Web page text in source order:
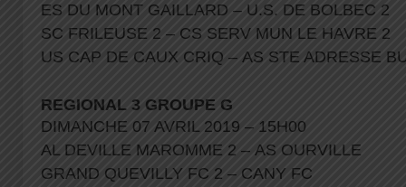
ES DU MONT GAILLARD – U.S. DE BOLBEC 2
SC FRILEUSE 2 – CS SERV MUN LE HAVRE 2
US CAP DE CAUX CRIQ – AS STE ADRESSE
REGIONAL 3 GROUPE G
DIMANCHE 07 AVRIL 2019 – 15H00
AL DEVILLE MAROMME 2 – AS OURVILLE
GRAND QUEVILLY FC 2 – CANY FC